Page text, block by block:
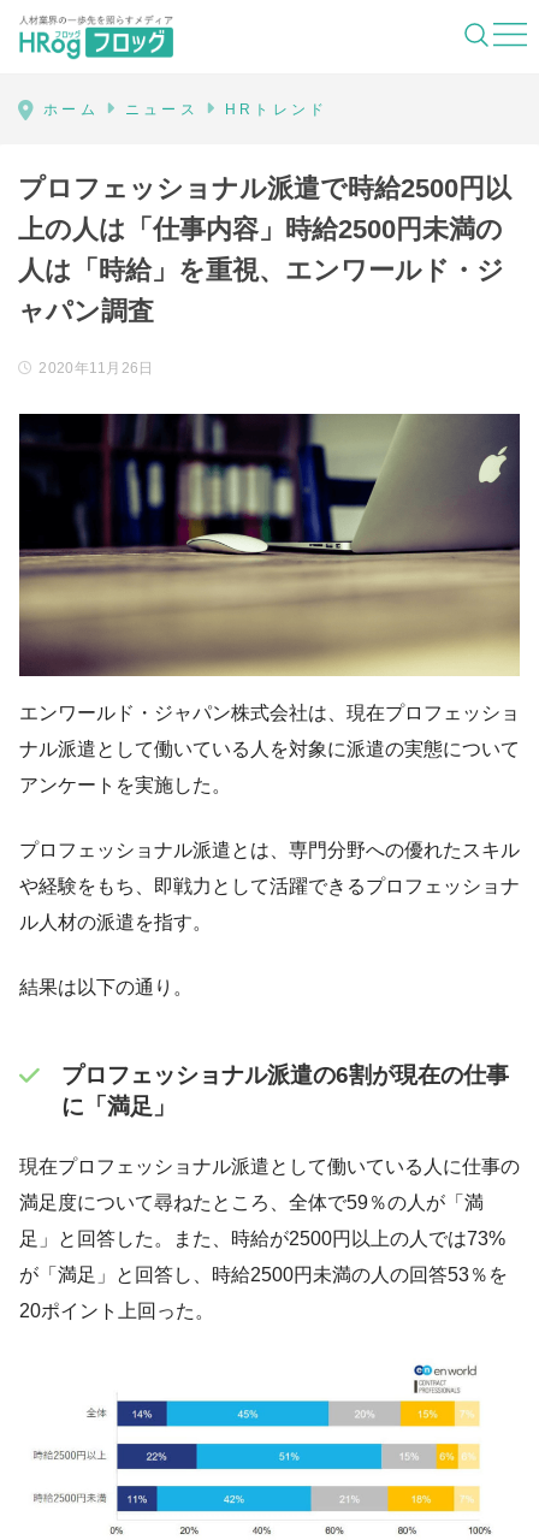
HRog | 人材業界の一歩先を照らすメディ
ホーム ニュース HRトレンド
プロフェッショナル派遣で時給2500円以
上の人は「仕事内容」時給2500円未満の
人は「時給」を重視、エンワールド・ジ
ャパン調査
2020年11月26日
エンワールド・ジャパン株式会社は、現在プロフェッショ
ナル派遣として働いている人を対象に派遣の実態について
アンケートを実施した。
プロフェッショナル派遣とは、専門分野への優れたスキル
や経験をもち、即戦力として活躍できるプロフェッショナ
ル人材の派遣を指す。
結果は以下の通り。
プロフェッショナル派遣の6割が現在の仕事
に「満足」
現在プロフェッショナル派遣として働いている人に仕事の
満足度について尋ねたところ、全体で59％の人が「満
足」と回答した。また、時給が2500円以上の人では73%
が「満足」と回答し、時給2500円未満の人の回答53％を
20ポイント上回った。